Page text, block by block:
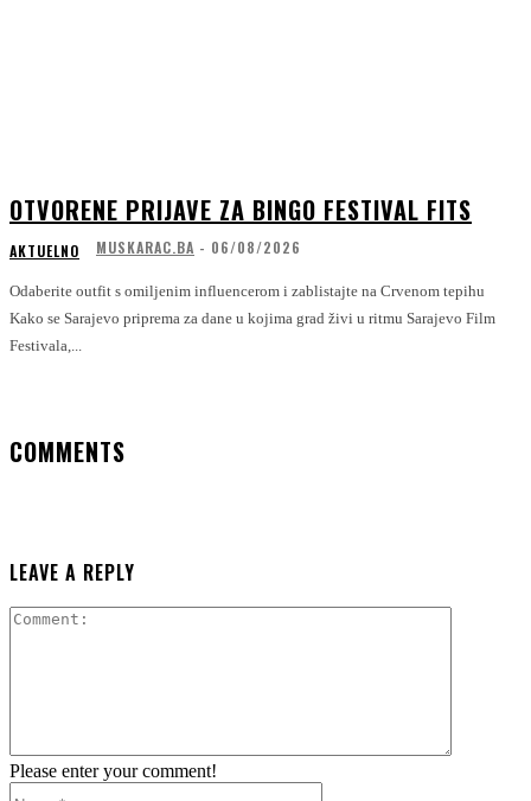
OTVORENE PRIJAVE ZA BINGO FESTIVAL FITS
AKTUELNO MUSKARAC.BA - 06/08/2026
Odaberite outfit s omiljenim influencerom i zablistajte na Crvenom tepihu
Kako se Sarajevo priprema za dane u kojima grad živi u ritmu Sarajevo Film
Festivala,...
COMMENTS
LEAVE A REPLY
Please enter your comment!